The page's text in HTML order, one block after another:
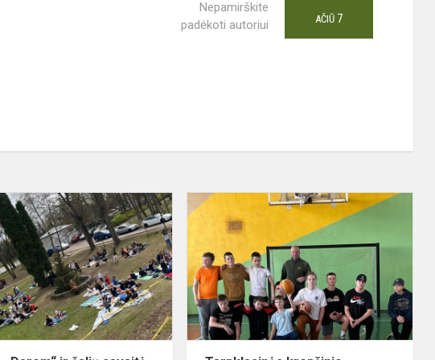
Nepamirškite
padėkoti autoriui
AČIŪ 7
Akcija
„Darom“
ir
šalių
savaitė